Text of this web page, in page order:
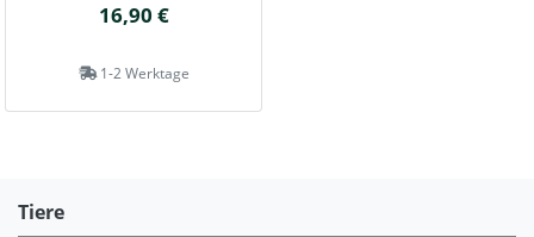
16,90 €
1-2 Werktage
Tiere